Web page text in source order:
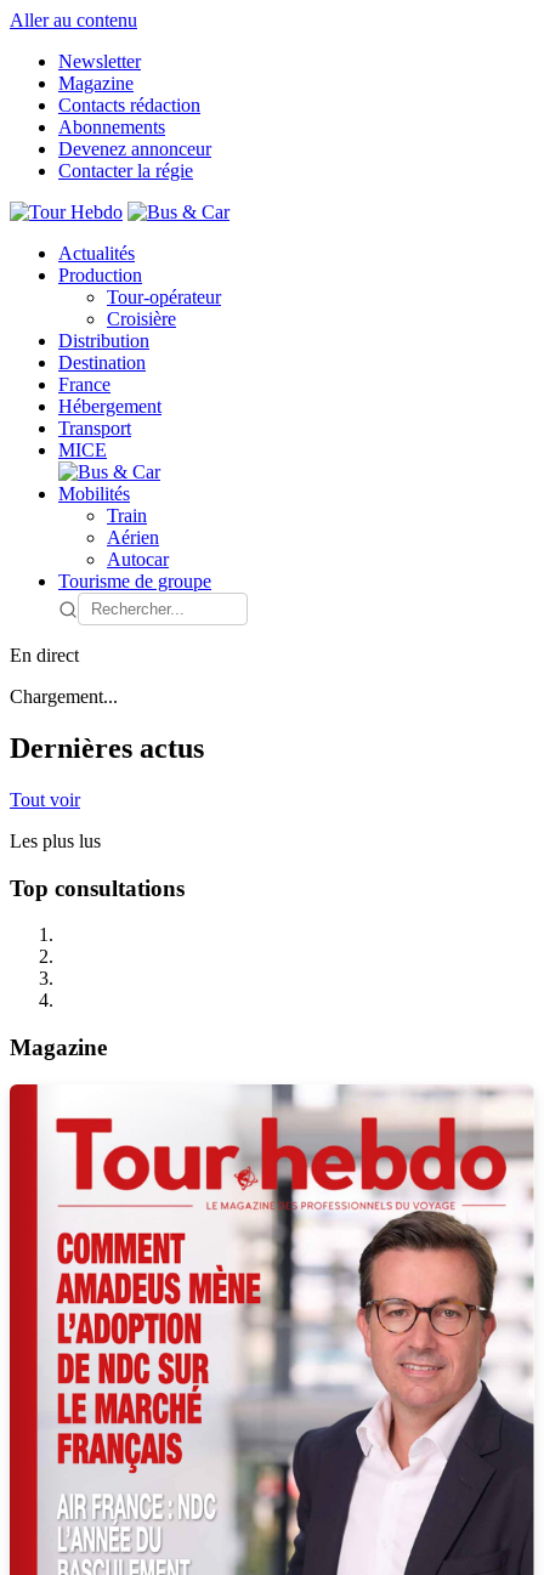
Aller au contenu
Newsletter
Magazine
Contacts rédaction
Abonnements
Devenez annonceur
Contacter la régie
Actualités
Production
Tour-opérateur
Croisière
Distribution
Destination
France
Hébergement
Transport
MICE
Mobilités
Train
Aérien
Autocar
Tourisme de groupe
En direct
Chargement...
Dernières actus
Tout voir
Les plus lus
Top consultations
Magazine